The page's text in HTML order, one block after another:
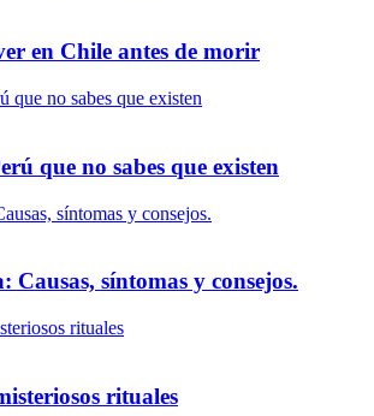
en Chile antes de morir
que no sabes que existen
Causas, síntomas y consejos.
rituales